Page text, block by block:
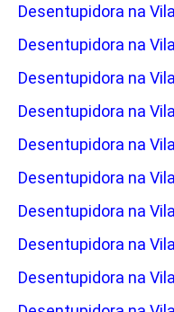
Desentupidora na
Desentupidora na
Desentupidora na
Desentupidora na
Desentupidora na
Desentupidora na
Desentupidora na
Desentupidora na
Desentupidora na